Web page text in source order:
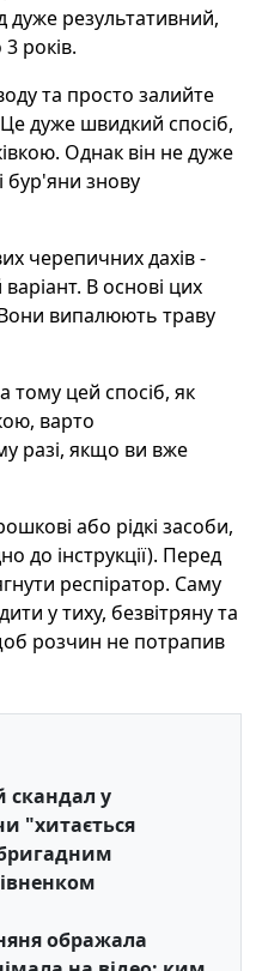
результативний,
років.
та просто залийте
дуже швидкий спосіб,
Однак він не дуже
бур'яни знову
черепичних дахів -
В основі цих
випалюють траву
тому цей спосіб, як
варто
разі, якщо ви вже
або рідкі засоби,
до інструкції). Перед
респіратор. Саму
у тиху, безвітряну та
розчин не потрапив
скандал у
"хитається
бригадним
ображала